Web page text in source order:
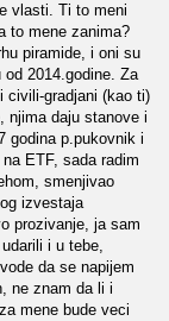
vlasti. Ti to meni
to mene zanima?
piramide, i oni su
2014.godine. Za
civili-gradjani (kao ti)
njima daju stanove i
godina p.pukovnik i
ETF, sada radim
smenjivao
izvestaja
prozivanje, ja sam
i u tebe,
da se napijem
ne znam da li i
mene bude veci